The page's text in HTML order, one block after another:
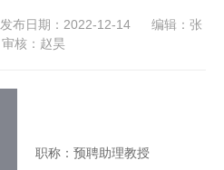
发布日期：2022-12-14
编辑：张
审核：赵昊
职称：预聘助理教授